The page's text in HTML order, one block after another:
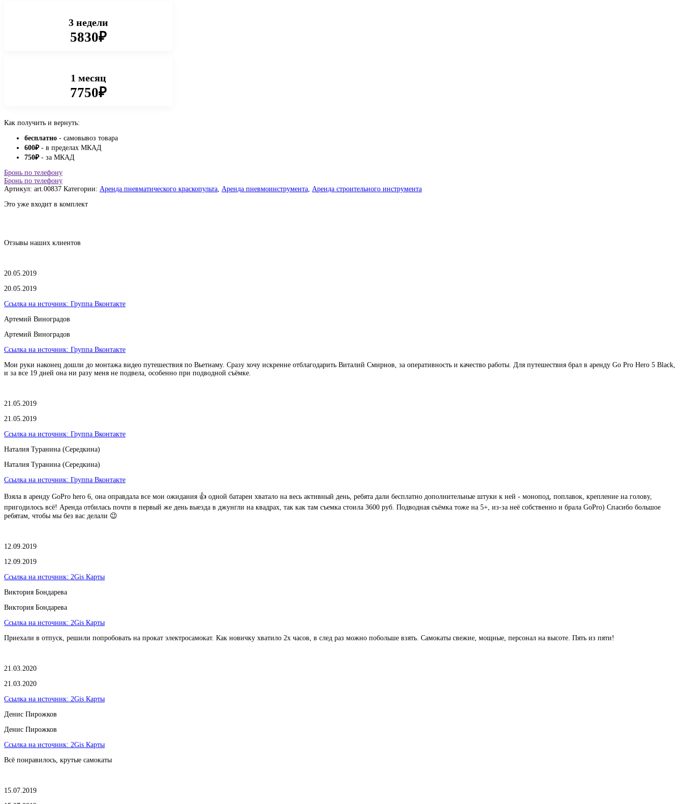
3 недели
5830₽
1 месяц
7750₽
Как получить и вернуть:
бесплатно - самовывоз товара
600₽- в пределах МКАД
750₽- за МКАД
Бронь по телефону
Бронь по телефону
Артикул: art.00837 Категории: Аренда пневматического краскопульта Аренда пневмоинструмента Аренда строительного инструмента
Это уже входит в комплект
Отзывы наших клиентов
20.05.2019
20.05.2019
Ссылка на источник: Группа Вконтакте
Артемий Виноградов
Артемий Виноградов
Ссылка на источник: Группа Вконтакте
Мои руки наконец дошли до монтажа видео путешествия по Вьетнаму. Сразу хочу искренне отблагодарить Виталий Смирнов, за оперативность и качество работы. Для путешествия брал в аренду Go Pro Hero 5 Black,
и за все 19 дней она ни разу меня не подвела, особенно при подводной съёмке.
21.05.2019
21.05.2019
Ссылка на источник: Группа Вконтакте
Наталия Туранина (Середкина)
Наталия Туранина (Середкина)
Ссылка на источник: Группа Вконтакте
Взяла в аренду GoPro hero 6, она оправдала все мои ожидания 👍 одной батареи хватало на весь активный день, ребята дали бесплатно дополнительные штуки к ней - монопод, поплавок, крепление на голову,
пригодилось всё! Аренда отбилась почти в первый же день выезда в джунгли на квадрах, так как там съемка стоила 3600 руб. Подводная съёмка тоже на 5+, из-за неё собственно и брала GoPro) Спасибо большое
ребятам, чтобы мы без вас делали 😉
12.09.2019
12.09.2019
Ссылка на источник: 2Gis Карты
Виктория Бондарева
Виктория Бондарева
Ссылка на источник: 2Gis Карты
Приехали в отпуск, решили попробовать на прокат электросамокат. Как новичку хватило 2х часов, в след раз можно побольше взять. Самокаты свежие, мощные, персонал на высоте. Пять из пяти!
21.03.2020
21.03.2020
Ссылка на источник: 2Gis Карты
​Денис Пирожков
​Денис Пирожков
Ссылка на источник: 2Gis Карты
Всё понравилось, крутые самокаты
15.07.2019